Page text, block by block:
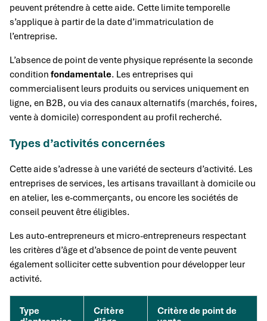
peuvent prétendre à cette aide. Cette limite temporelle
s’applique à partir de la date d’immatriculation de
l’entreprise.
L’absence de point de vente physique représente la seconde
condition fondamentale. Les entreprises qui
commercialisent leurs produits ou services uniquement en
ligne, en B2B, ou via des canaux alternatifs (marchés, foires,
vente à domicile) correspondent au profil recherché.
Types d’activités concernées
Cette aide s’adresse à une variété de secteurs d’activité. Les
entreprises de services, les artisans travaillant à domicile ou
en atelier, les e-commerçants, ou encore les sociétés de
conseil peuvent être éligibles.
Les auto-entrepreneurs et micro-entrepreneurs respectant
les critères d’âge et d’absence de point de vente peuvent
également solliciter cette subvention pour développer leur
activité.
Type
Critère
Critère de point de